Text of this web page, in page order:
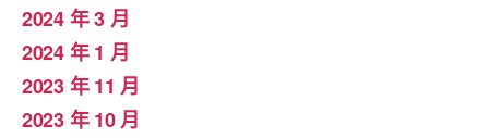
2024 年 3 月
2024 年 1 月
2023 年 11 月
2023 年 10 月